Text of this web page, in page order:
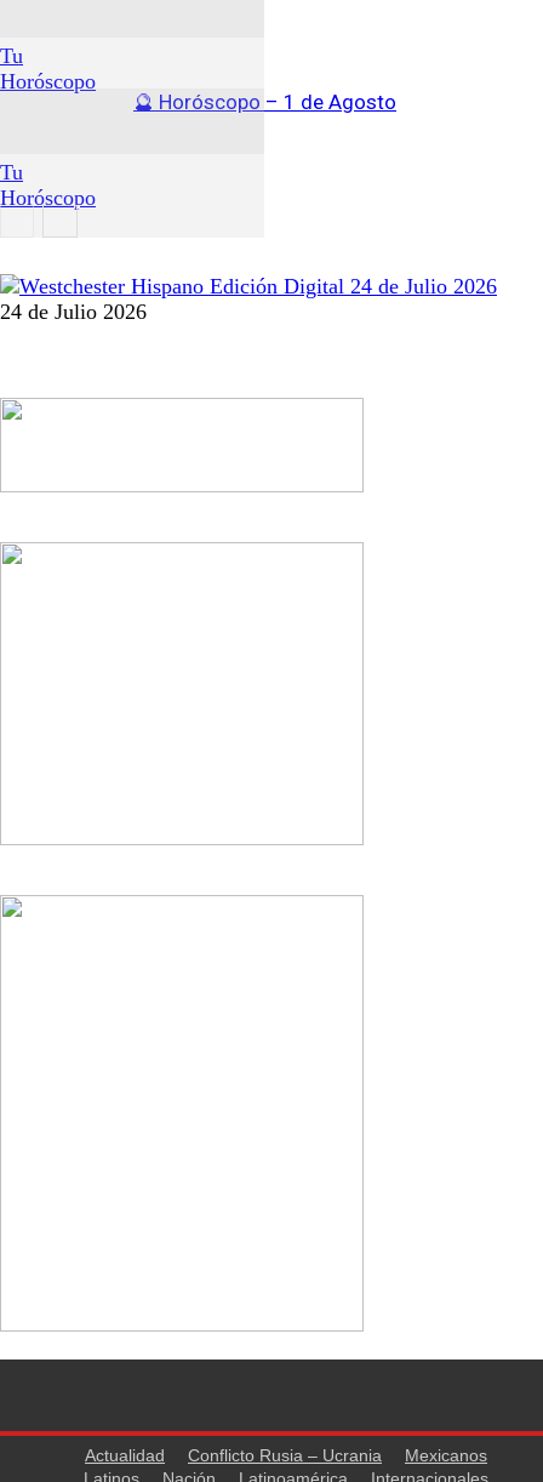
Tu
Horóscopo
Tu
Horóscopo
Tu
Horóscopo
🔮 Horóscopo – 1 de Agosto
24 de Julio 2026
Actualidad Conflicto Rusia – Ucrania
Mexicanos